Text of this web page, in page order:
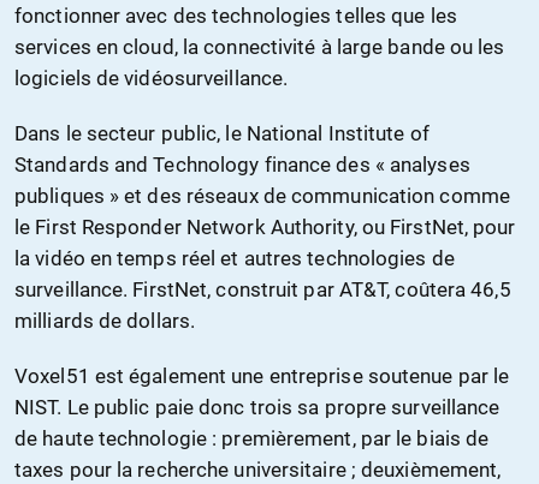
fonctionner avec des technologies telles que les
services en cloud, la connectivité à large bande ou les
logiciels de vidéosurveillance.
Dans le secteur public, le National Institute of
Standards and Technology finance des « analyses
publiques » et des réseaux de communication comme
le First Responder Network Authority, ou FirstNet, pour
la vidéo en temps réel et autres technologies de
surveillance. FirstNet, construit par AT&T, coûtera 46,5
milliards de dollars.
Voxel51 est également une entreprise soutenue par le
NIST. Le public paie donc trois sa propre surveillance
de haute technologie : premièrement, par le biais de
taxes pour la recherche universitaire ; deuxièmement,